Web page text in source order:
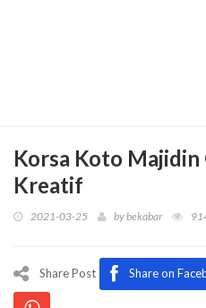
Korsa Koto Majidin
Kreatif
2021-03-25 bybekabar
Share Post Share on